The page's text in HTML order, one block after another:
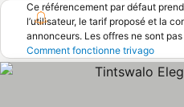
Ce référencement par défaut
l’utilisateur, le tarif proposé et la
annonceurs. Les offres ne sont
Comment fonctionne trivago